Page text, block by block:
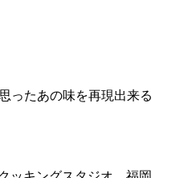
ったあの味を再現出来る